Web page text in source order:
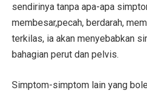
sendirinya tanpa apa-apa
membesar,pecah, berdarah,
terkilas, ia akan menyebabkan
bahagian perut dan pelvis.
Simptom-simptom lain yang